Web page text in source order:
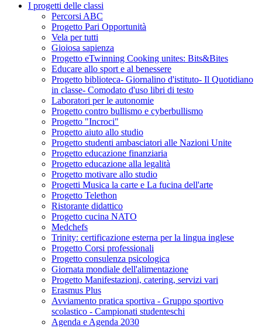
I progetti delle classi
Percorsi ABC
Progetto Pari Opportunità
Vela per tutti
Gioiosa sapienza
Progetto eTwinning Cooking unites: Bits&Bites
Educare allo sport e al benessere
Progetto biblioteca- Giornalino d'istituto- Il Quotidiano
in classe- Comodato d'uso libri di testo
Laboratori per le autonomie
Progetto contro bullismo e cyberbullismo
Progetto "Incroci"
Progetto aiuto allo studio
Progetto studenti ambasciatori alle Nazioni Unite
Progetto educazione finanziaria
Progetto educazione alla legalità
Progetto motivare allo studio
Progetti Musica la carte e La fucina dell'arte
Progetto Telethon
Ristorante didattico
Progetto cucina NATO
Medchefs
Trinity: certificazione esterna per la lingua inglese
Progetto Corsi professionali
Progetto consulenza psicologica
Giornata mondiale dell'alimentazione
Progetto Manifestazioni, catering, servizi vari
Erasmus Plus
Avviamento pratica sportiva - Gruppo sportivo
scolastico - Campionati studenteschi
Agenda e Agenda 2030